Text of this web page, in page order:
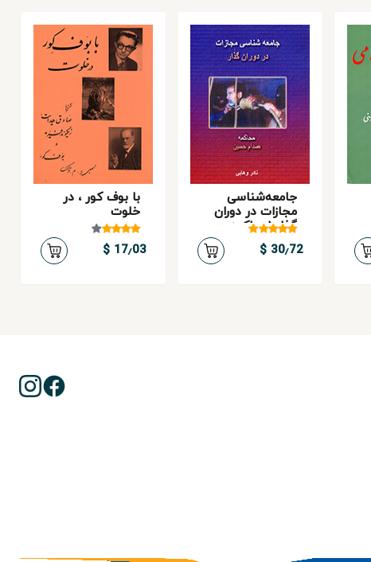
جامعه‌شناسی
مجازات در دوران
گذار (محاکمه
صدام حسین)
30٫72 $
با بوف کور ، در
خلوت
17٫03 $